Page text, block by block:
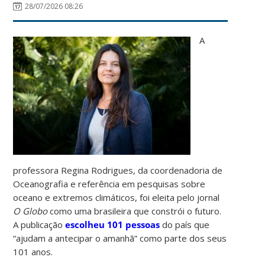
28/07/2026 08:26
A
professora Regina Rodrigues, da coordenadoria de
Oceanografia e referência em pesquisas sobre
oceano e extremos climáticos, foi eleita pelo jornal
O Globocomo uma brasileira que constrói o futuro.
A publicaçãoescolheu 101 pessoas do país que
“ajudam a antecipar o amanhã” como parte dos seus
101 anos.